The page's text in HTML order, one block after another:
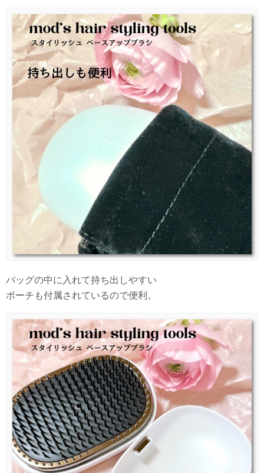
バッグの中に入れて持ち出しやすい
ポーチも付属されているので便利。